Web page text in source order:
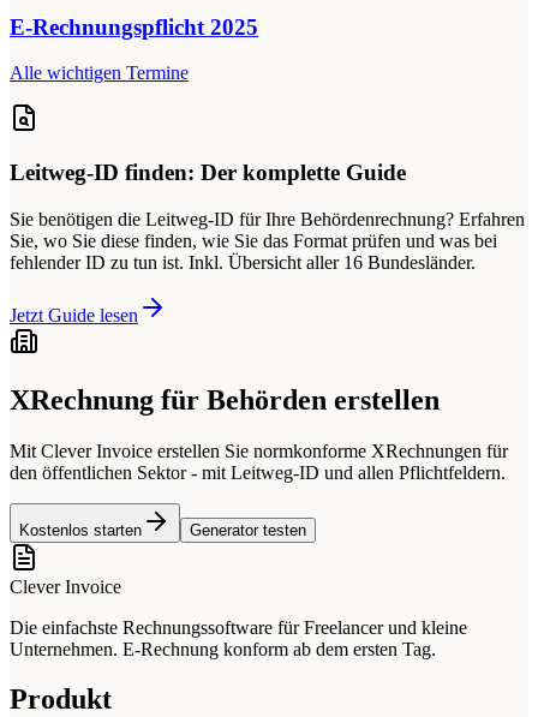
E-Rechnungspflicht 2025
Alle wichtigen Termine
Leitweg-ID finden: Der komplette Guide
Sie benötigen die Leitweg-ID für Ihre Behördenrechnung? Erfahren
Sie, wo Sie diese finden, wie Sie das Format prüfen und was bei
fehlender ID zu tun ist. Inkl. Übersicht aller 16 Bundesländer.
Jetzt Guide lesen
XRechnung für Behörden erstellen
Mit Clever Invoice erstellen Sie normkonforme XRechnungen für
den öffentlichen Sektor - mit Leitweg-ID und allen Pflichtfeldern.
Kostenlos starten Generator testen
Clever Invoice
Die einfachste Rechnungssoftware für Freelancer und kleine
Unternehmen. E-Rechnung konform ab dem ersten Tag.
Produkt